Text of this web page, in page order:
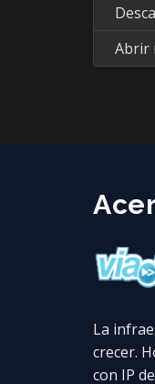
Abrir
La
crecer.
con IP